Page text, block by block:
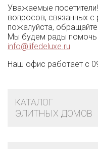
Уважаемые
вопросов, связанных с
пожалуйста,
Мы будем рады
info@lifedeluxe.ru
Наш офис работает с
КАТАЛОГ
ЭЛИТНЫХ ДОМОВ